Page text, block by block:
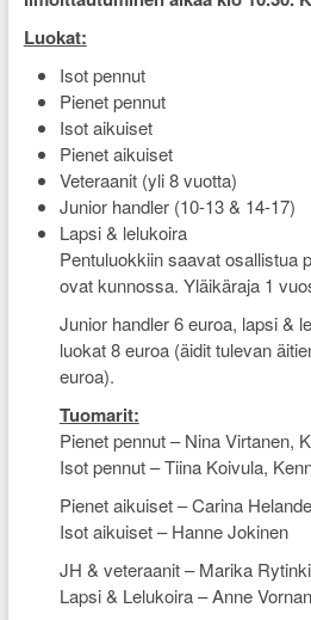
Luokat:
Isot pennut
Pienet pennut
Isot aikuiset
Pienet aikuiset
Veteraanit (yli 8 vuotta)
Junior handler (10-13 & 14-17)
Lapsi & lelukoira
Pentuluokkiin saavat osallistua
ovat kunnossa. Yläikäraja 1
Junior handler 6 euroa, lapsi &
luokat 8 euroa (äidit tulevan
euroa).
Tuomarit:
Pienet pennut – Nina Virtanen,
Isot pennut – Tiina Koivula,
Pienet aikuiset – Carina
Isot aikuiset – Hanne Jokinen
JH & veteraanit – Marika
Lapsi & Lelukoira – Anne